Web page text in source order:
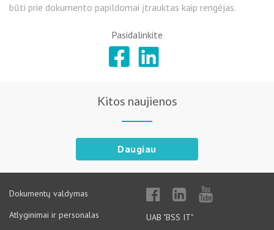
būti prie dokumento papildomai įtrauktas kaip rengėjas.
Pasidalinkite
Kitos naujienos
Daugiau
Dokumentų valdymas
Atlyginimai ir personalas
UAB "BSS IT"